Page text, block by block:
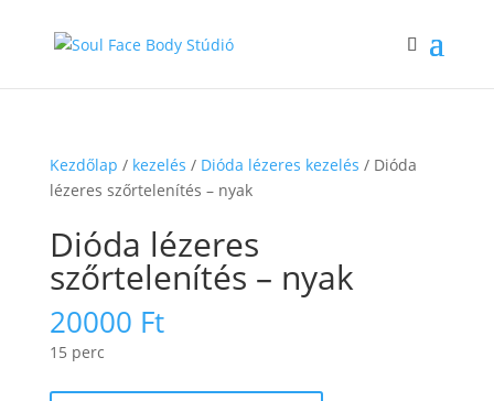
Kezdőlap / kezelés / Dióda lézeres kezelés / Dióda
lézeres szőrtelenítés – nyak
Dióda lézeres
szőrtelenítés – nyak
20000 Ft
15 perc